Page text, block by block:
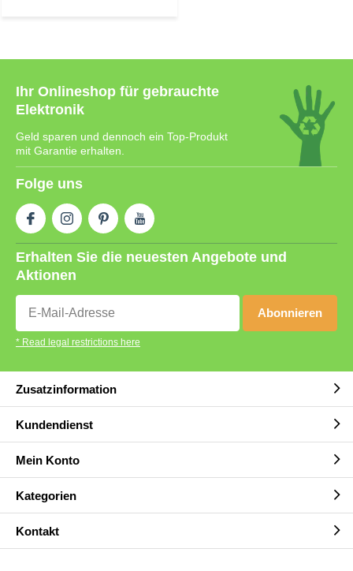
Ihr Onlineshop für gebrauchte
Elektronik
Geld sparen und dennoch ein Top-Produkt
mit Garantie erhalten.
Folge uns
Erhalten Sie die neuesten Angebote und
Aktionen
Abonnieren
* Read legal restrictions here
Zusatzinformation
Kundendienst
Mein Konto
Kategorien
Kontakt